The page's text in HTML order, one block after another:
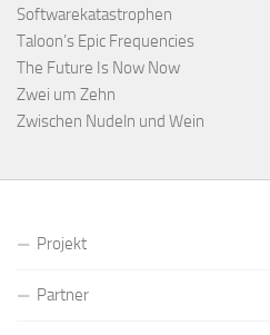
Softwarekatastrophen
Taloon’s Epic Frequencies
The Future Is Now Now
Zwei um Zehn
Zwischen Nudeln und Wein
Projekt
Partner